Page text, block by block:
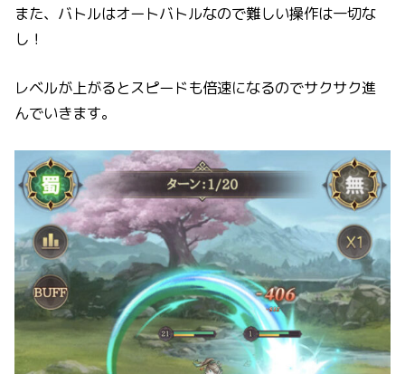
また、バトルはオートバトルなので難しい操作は一切な
し！
レベルが上がるとスピードも倍速になるのでサクサク進
んでいきます。